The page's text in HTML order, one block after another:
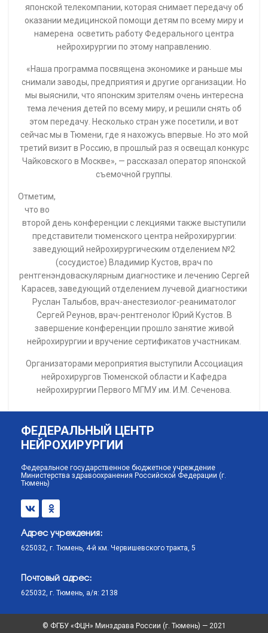
японской телекомпании, которая снимает передачу об
оказании медицинской помощи детям по всему миру и
намерена осветить работу Федерального центра
нейрохирургии по этому направлению.
«Наша программа посвящена экономике и раньше мы
снимали заводы, предприятия и другие организации. Но
мы выяснили, что японским зрителям очень интересна
тема лечения детей по всему миру, и решили снять об
этом передачу. Несколько стран уже посетили, и вот
сейчас мы в Тюмени, где я нахожусь впервые. Но это мой
третий визит в Россию, в прошлый раз я освещал конкурс
Чайковского в Москве», — рассказал оператор японской
съемочной группы.
Отметим,
что во
второй день конференции с лекциями также выступили
представители тюменского центра нейрохирургии:
заведующий нейрохирургическим отделением №2
(сосудистое) Владимир Кустов, врач по
рентгенэндоваскулярным диагностике и лечению Сергей
Карасев, заведующий отделением лучевой диагностики
Руслан Талыбов, врач-анестезиолог-реаниматолог
Сергей Реунов, врач-рентгенолог Юрий Кустов. В
завершение конференции прошло занятие живой
нейрохирургии и вручение сертификатов участникам.
Организаторами мероприятия выступили Ассоциация
нейрохирургов Тюменской области и Кафедра
нейрохирургии Первого МГМУ им. И.М. Сеченова.
ФЕДЕРАЛЬНЫЙ ЦЕНТР
НЕЙРОХИРУРГИИ
Федеральное государственное бюджетное учреждение
Министерства здравоохранения Российской Федерации (г.
Тюмень)
Адрес учреждения:
625032, г. Тюмень, 4-й км. Червишевского тракта, 5
Почтовый адрес:
625032, г. Тюмень, а/я: 2138
© ФГБУ «ФЦН» Минздрава России (г. Тюмень) — 2021